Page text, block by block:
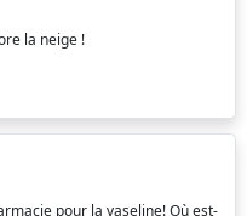
la neige !
pour la vaseline! Où est-